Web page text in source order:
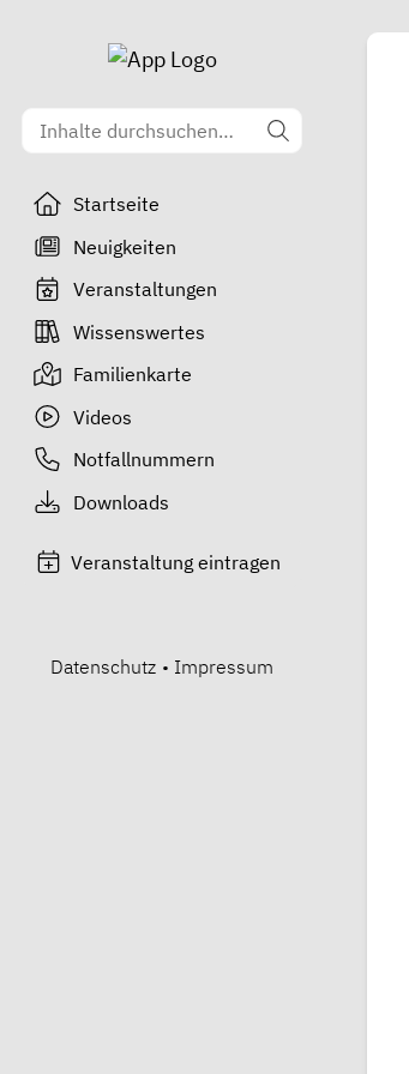
Startseite
Neuigkeiten
Veranstaltungen
Wissenswertes
Familienkarte
Videos
Notfallnummern
Downloads
Veranstaltung eintragen
Datenschutz • Impressum